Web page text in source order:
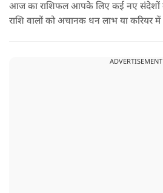
आज का राशिफल आपके लिए कई नए
राशि वालों को अचानक धन लाभ या करियर
ADVERTISEMENT